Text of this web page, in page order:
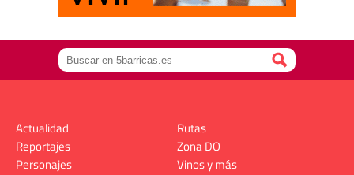
Actualidad
Reportajes
Personajes
Rutas
Zona DO
Vinos y más